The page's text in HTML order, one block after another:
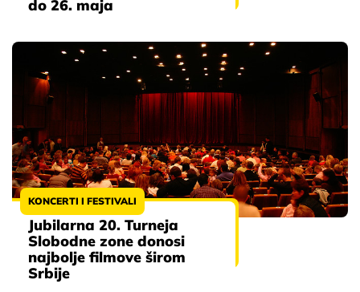
do 26. maja
KONCERTI I FESTIVALI
Jubilarna 20. Turneja
Slobodne zone donosi
najbolje filmove širom
Srbije